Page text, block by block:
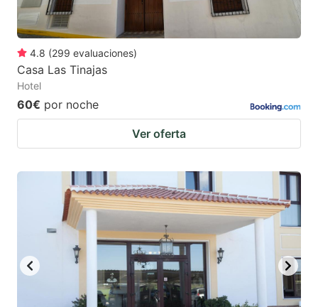
4.8 (299 evaluaciones)
Casa Las Tinajas
Hotel
60€ por noche
Ver oferta